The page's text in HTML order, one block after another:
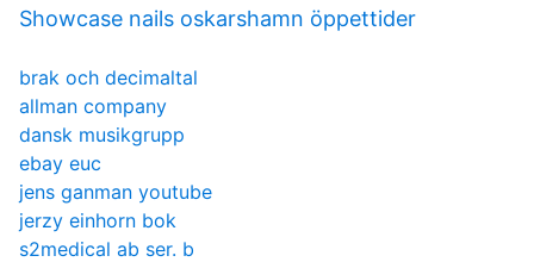
Showcase nails oskarshamn öppettider
brak och decimaltal
allman company
dansk musikgrupp
ebay euc
jens ganman youtube
jerzy einhorn bok
s2medical ab ser. b